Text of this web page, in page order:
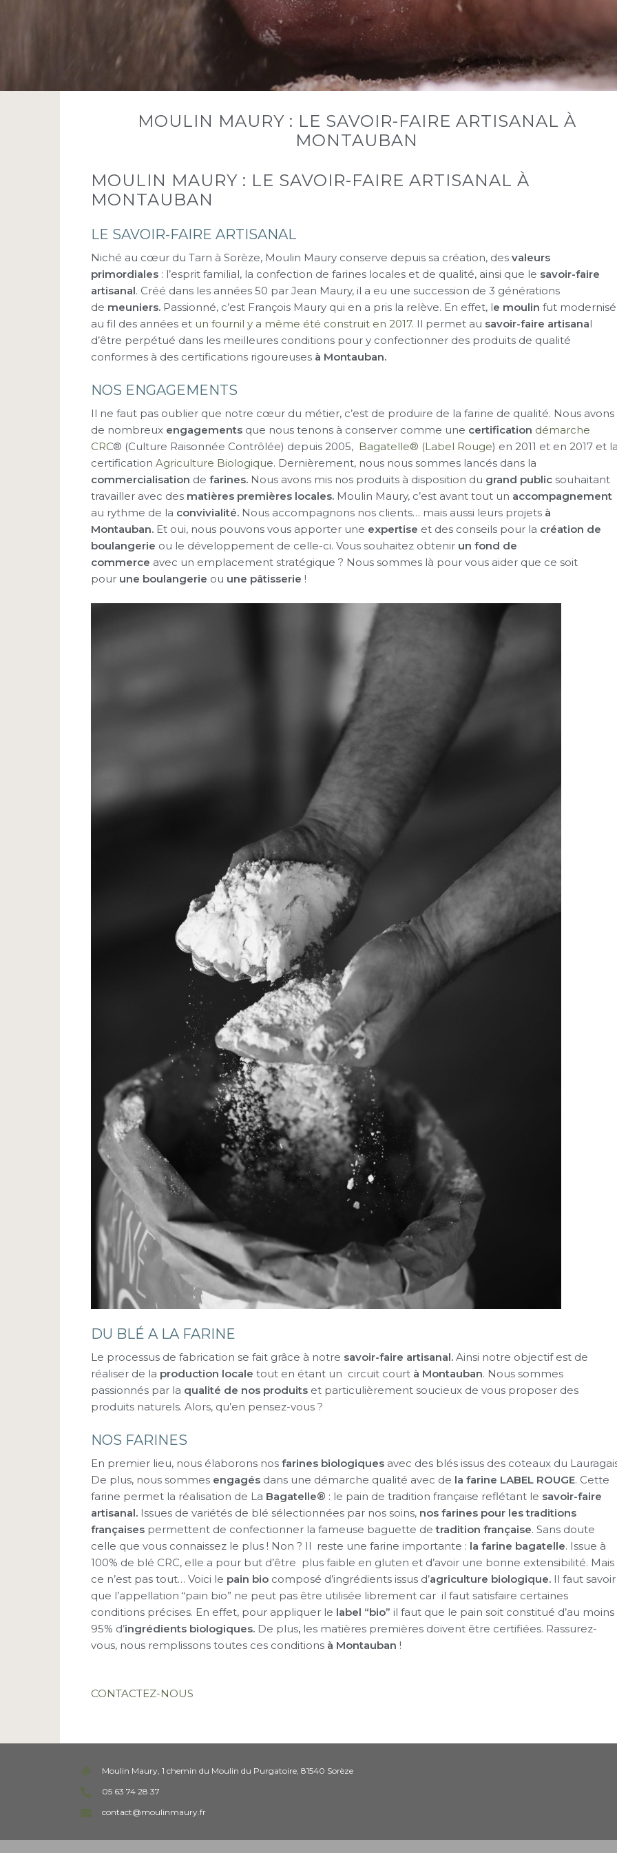
MOULIN MAURY : LE SAVOIR-FAIRE ARTISANAL À
MONTAUBAN
MOULIN MAURY : LE SAVOIR-FAIRE ARTISANAL À
MONTAUBAN
LE SAVOIR-FAIRE ARTISANAL
Niché au cœur du Tarn à Sorèze, Moulin Maury conserve depuis sa création, des valeurs
primordiales : l’esprit familial, la confection de farines locales et de qualité, ainsi que le savoir-faire
artisanal. Créé dans les années 50 par Jean Maury, il a eu une succession de 3 générations
de meuniers. Passionné, c’est François Maury qui en a pris la relève. En effet, le moulin fut modernisé
au fil des années et un fournil y a même été construit en 2017. Il permet au savoir-faire artisanal
d’être perpétué dans les meilleures conditions pour y confectionner des produits de qualité
conformes à des certifications rigoureuses à Montauban.
NOS ENGAGEMENTS
Il ne faut pas oublier que notre cœur du métier, c’est de produire de la farine de qualité. Nous avons
de nombreux engagements que nous tenons à conserver comme une certification démarche
CRC® (Culture Raisonnée Contrôlée) depuis 2005, Bagatelle® (Label Rouge) en 2011 et en 2017 et
certification Agriculture Biologique. Dernièrement, nous nous sommes lancés dans la
commercialisation de farines. Nous avons mis nos produits à disposition du grand public souhaitant
travailler avec des matières premières locales. Moulin Maury, c’est avant tout un accompagnement
au rythme de la convivialité. Nous accompagnons nos clients… mais aussi leurs projets à
Montauban. Et oui, nous pouvons vous apporter une expertise et des conseils pour la création de
boulangerie ou le développement de celle-ci. Vous souhaitez obtenir un fond de
commerce avec un emplacement stratégique ? Nous sommes là pour vous aider que ce soit
pour une boulangerie ou une pâtisserie !
DU BLÉ A LA FARINE
Le processus de fabrication se fait grâce à notre savoir-faire artisanal. Ainsi notre objectif est de
réaliser de la production locale tout en étant un circuit court à Montauban. Nous sommes
passionnés par la qualité de nos produits et particulièrement soucieux de vous proposer des
produits naturels. Alors, qu’en pensez-vous ?
NOS FARINES
En premier lieu, nous élaborons nos farines biologiques avec des blés issus des coteaux du
De plus, nous sommes engagés dans une démarche qualité avec de la farine LABEL ROUGE. Cette
farine permet la réalisation de La Bagatelle® : le pain de tradition française reflétant le savoir-faire
artisanal. Issues de variétés de blé sélectionnées par nos soins, nos farines pour les traditions
françaises permettent de confectionner la fameuse baguette detradition française. Sans doute
celle que vous connaissez le plus ! Non ? Il reste une farine importante : la farine bagatelle. Issue à
100% de blé CRC, elle a pour but d’être plus faible en gluten et d’avoir une bonne extensibilité. Mais
ce n’est pas tout… Voici le pain bio composé d’ingrédients issus d’agriculture biologique. Il faut savoir
que l’appellation “pain bio” ne peut pas être utilisée librement car il faut satisfaire certaines
conditions précises. En effet, pour appliquer le label “bio” il faut que le pain soit constitué d’au moins
95% d’ingrédients biologiques. De plus, les matières premières doivent être certifiées. Rassurez-
vous, nous remplissons toutes ces conditions à Montauban !
CONTACTEZ-NOUS
Moulin Maury, 1 chemin du Moulin du Purgatoire, 81540 Sorèze
05 63 74 28 37
contact@moulinmaury.fr